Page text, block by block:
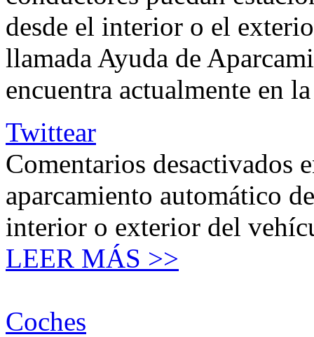
desde el interior o el
llamada Ayuda de
encuentra actualmente en
Twittear
Comentarios desactivados
aparcamiento automático
interior o exterior del
LEER MÁS >>
Coches